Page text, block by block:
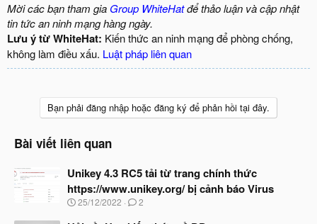
Mời các bạn tham gia Group WhiteHatđể thảo luận và cập nhật
tin tức an ninh mạng hàng ngày.
Lưu ý từ WhiteHat: Kiến thức an ninh mạng để phòng chống,
không làm điều xấu. Luật pháp liên quan
Bạn phải đăng nhập hoặc đăng ký để phản hồi tại đây.
Bài viết liên quan
Unikey 4.3 RC5 tải từ trang chính thức
https://www.unikey.org/ bị cảnh báo Virus
N
25/12/2022 2